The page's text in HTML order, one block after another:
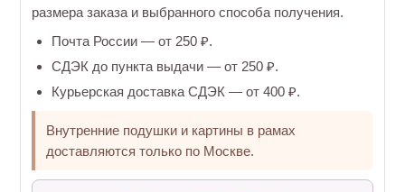
размера заказа и выбранного способа получения.
Почта России — от 250 ₽.
СДЭК до пункта выдачи — от 250 ₽.
Курьерская доставка СДЭК — от 400 ₽.
Внутренние подушки и картины в рамах
доставляются только по Москве.